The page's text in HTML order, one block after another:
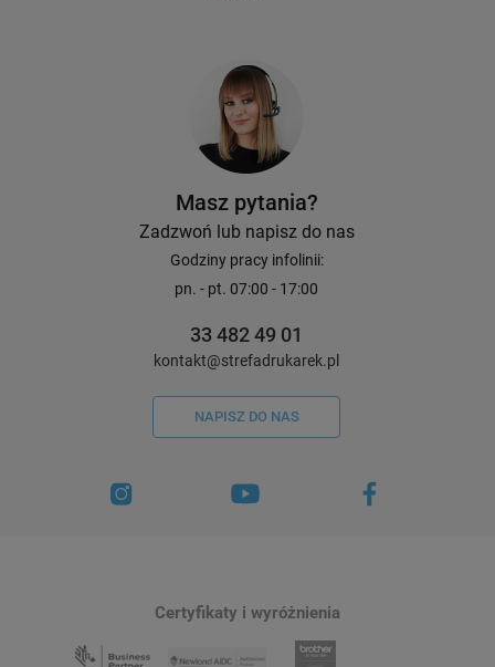
Masz pytania?
Zadzwoń lub napisz do nas
Godziny pracy infolinii:
pn. - pt. 07:00 - 17:00
33 482 49 01
kontakt@strefadrukarek.pl
NAPISZ DO NAS
Certyfikaty i wyróżnienia